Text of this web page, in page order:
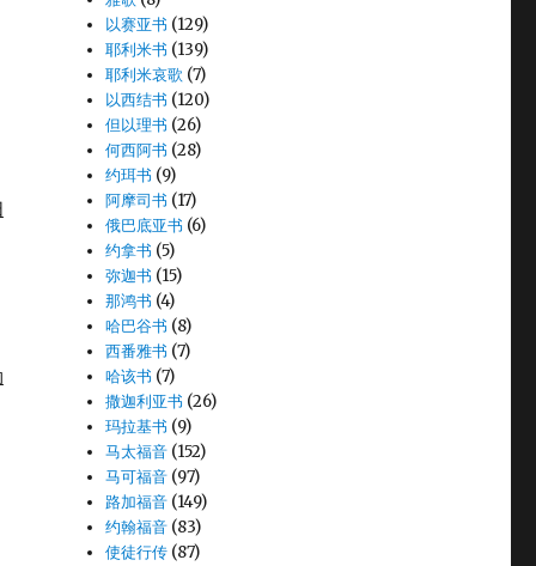
以赛亚书 (129)
耶利米书 (139)
耶利米哀歌 (7)
以西结书 (120)
但以理书 (26)
何西阿书 (28)
约珥书 (9)
阿摩司书 (17)
俄巴底亚书 (6)
约拿书 (5)
弥迦书 (15)
那鸿书 (4)
哈巴谷书 (8)
西番雅书 (7)
哈该书 (7)
撒迦利亚书 (26)
玛拉基书 (9)
马太福音 (152)
马可福音 (97)
路加福音 (149)
约翰福音 (83)
使徒行传 (87)